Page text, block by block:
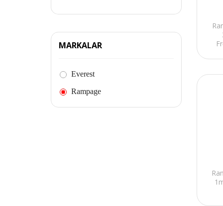
MARKALAR
Everest
Rampage